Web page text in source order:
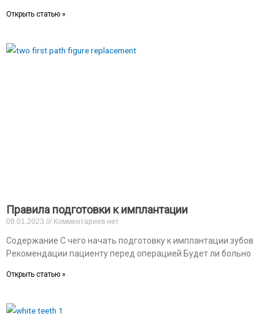
Открыть статью »
Правила подготовки к имплантации
09.01.2023 Комментариев нет
Содержание С чего начать подготовку к имплантации зубов
Рекомендации пациенту перед операцией Будет ли больно
Открыть статью »